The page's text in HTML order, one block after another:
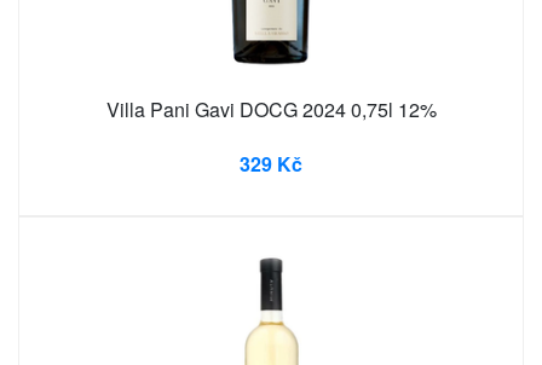
Villa Pani Gavi DOCG 2024 0,75l 12%
329 Kč